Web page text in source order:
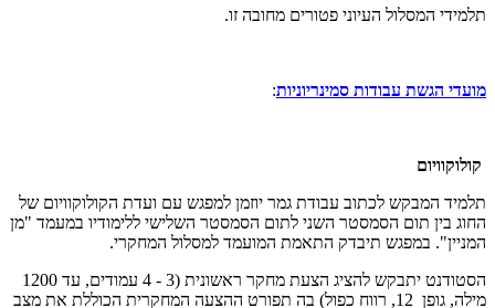
תלמידי המסלול העיוני פטורים מחובה זו.
מועדי הגשת עבודות סמינריוניות:
קולוקוויום
תלמיד המבקש לכתוב עבודת גמר יוזמן למפגש עם ועדת הקולוקוויום של
החוג בין תום הסמסטר השני לתום הסמסטר השלישי ללימודיו במעמד "מן
המניין". במפגש תיבדק התאמת המועמד למסלול המחקרי.
הסטודנט יתבקש להציג הצעת מחקר ראשונית (3 - 4 עמודים, עד 1200
מילה, גופן 12, רווח כפול) בה תפורט ההצעה המחקרית הכוללת את מצב